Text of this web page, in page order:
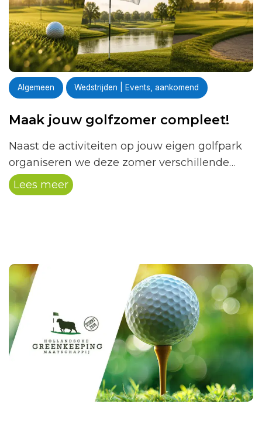
Algemeen Wedstrijden | Events, aankomend
Maak jouw golfzomer compleet!
Naast de activiteiten op jouw eigen golfpark
organiseren we deze zomer verschillende
landelijke Hollandsche Golfclub
activiteiten. Een leuke manier om andere
Lees meer